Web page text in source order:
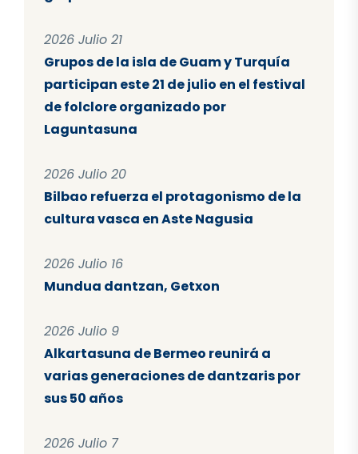
2026 Julio 21
Grupos de la isla de Guam y Turquía
participan este 21 de julio en el festival
de folclore organizado por
Laguntasuna
2026 Julio 20
Bilbao refuerza el protagonismo de la
cultura vasca en Aste Nagusia
2026 Julio 16
Mundua dantzan, Getxon
2026 Julio 9
Alkartasuna de Bermeo reunirá a
varias generaciones de dantzaris por
sus 50 años
2026 Julio 7